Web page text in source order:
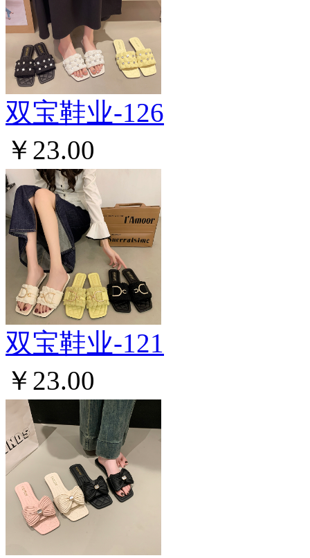
双宝鞋业-126
￥23.00
双宝鞋业-121
￥23.00